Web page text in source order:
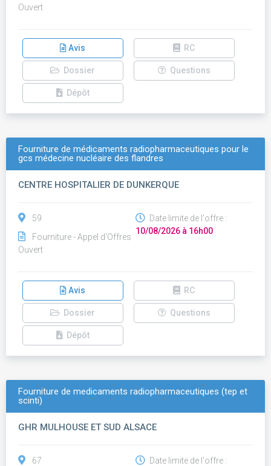
Ouvert
Avis RC
Dossier Questions
Dépôt
Fourniture de médicaments radiopharmaceutiques pour le
gcs médecine nucléaire des flandres
CENTRE HOSPITALIER DE DUNKERQUE
59
Fourniture - Appel d'Offres
Ouvert
Date limite de l'offre :
10/08/2026 à 16h00
Avis RC
Dossier Questions
Dépôt
Fourniture de medicaments radiopharmaceutiques (tep et
scinti)
GHR MULHOUSE ET SUD ALSACE
67
Date limite de l'offre :